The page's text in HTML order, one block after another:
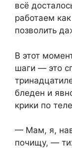
всё
работаем
позволить
В этот
шаги — это
бледен и
крики по
— Мам, я,
почищу, —